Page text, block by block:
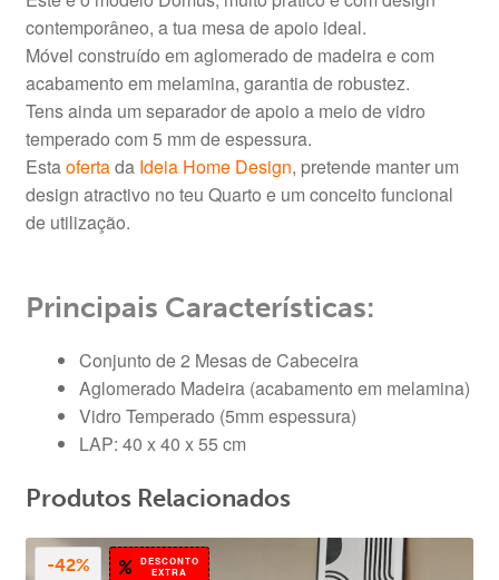
contemporâneo, a tua mesa de apoio ideal.
Móvel construído em aglomerado de madeira e com
acabamento em melamina, garantia de robustez.
Tens ainda um separador de apoio a meio de vidro
temperado com 5 mm de espessura.
Estaofertada Ideia Home Design, pretende manter um
design atractivo no teu Quarto e um conceito funcional
de utilização.
Principais Características:
Conjunto de 2 Mesas de Cabeceira
Aglomerado Madeira (acabamento em melamina)
Vidro Temperado (5mm espessura)
LAP: 40 x 40 x 55 cm
Produtos Relacionados
DESCONTO
EXTRA
-42%